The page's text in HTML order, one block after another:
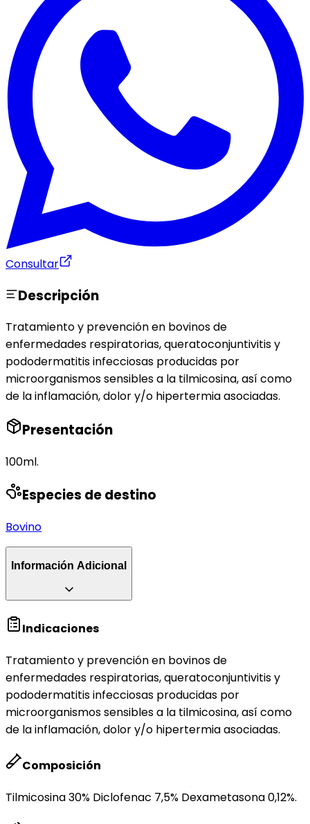
Consultar
Descripción
Tratamiento y prevención en bovinos de
enfermedades respiratorias, queratoconjuntivitis y
pododermatitis infecciosas producidas por
microorganismos sensibles a la tilmicosina, así como
de la inflamación, dolor y/o hipertermia asociadas.
Presentación
100ml.
Especies de destino
Bovino
Información Adicional
Indicaciones
Tratamiento y prevención en bovinos de
enfermedades respiratorias, queratoconjuntivitis y
pododermatitis infecciosas producidas por
microorganismos sensibles a la tilmicosina, así como
de la inflamación, dolor y/o hipertermia asociadas.
Composición
Tilmicosina 30% Diclofenac 7,5% Dexametasona 0,12%.